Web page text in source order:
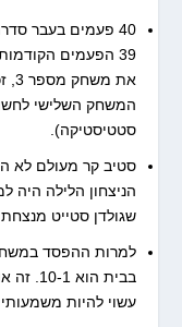
המשחק השלישי
סטטיסטיקה).
הניצחון הלילה
שגולדן סטייט מנצחת
למרות ההפסד
בבית
עשוי להיות